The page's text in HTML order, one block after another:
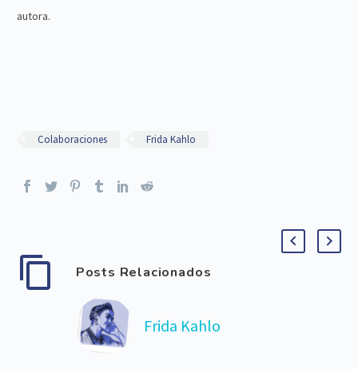
autora.
Colaboraciones Frida Kahlo
Posts Relacionados
Frida Kahlo